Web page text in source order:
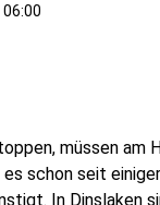
müssen am
schon seit
In Dinslaken